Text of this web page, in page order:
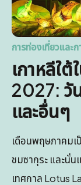
การท่องเที่ยวและ
เกาหลีใ
2027: วั
และอื่นๆ
เดือนพฤษภาคม
ชมซากุระ และนั่
เทศกาล Lotus